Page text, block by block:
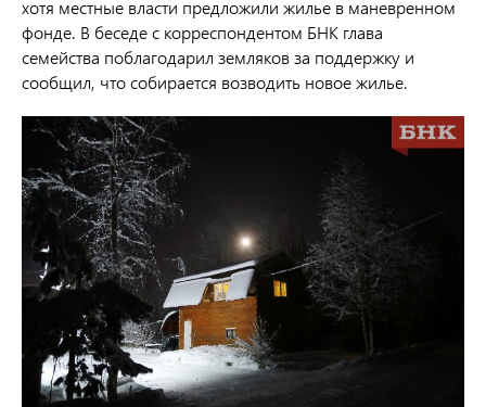
хотя местные власти предложили жилье в маневренном
фонде. В беседе с корреспондентом БНК глава
семейства поблагодарил земляков за поддержку и
сообщил, что собирается возводить новое жилье.